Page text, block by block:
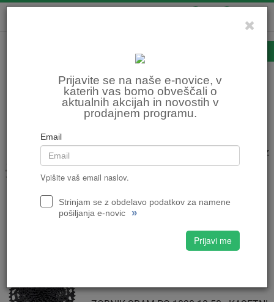
Prijavite se na naše e-novice, v
katerih vas bomo obveščali o
aktualnih akcijah in novostih v
prodajnem programu.
Email
Vpišite vaš email naslov.
Strinjam se z obdelavo podatkov za namene
pošiljanja e-novic
»
Prijavi me
Domov KOLESARSTVO Komponente Zobniki
Zobniki
ZOBNIK SHIMANO 105 CS-HG700 11-34z
KASETNI 11p
11 prestav